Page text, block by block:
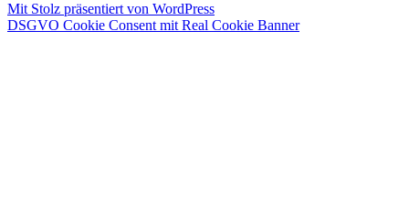
Mit Stolz präsentiert von WordPress
DSGVO Cookie Consent mit Real Cookie Banner